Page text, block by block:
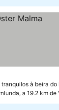
à beira do
a 19.2 km de